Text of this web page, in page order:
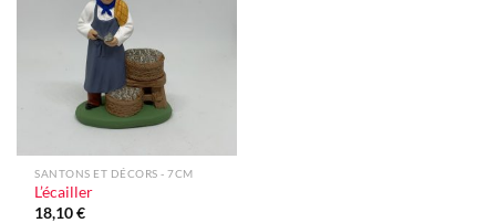
SANTONS ET DÉCORS - 7CM
L’écailler
18,10€